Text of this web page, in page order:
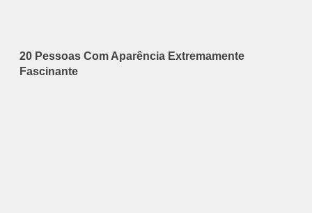
20 Pessoas Com Aparência Extremamente
Fascinante